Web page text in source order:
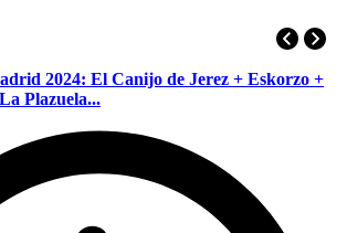
2024: El Canijo de Jerez + Eskorzo +
Plazuela...